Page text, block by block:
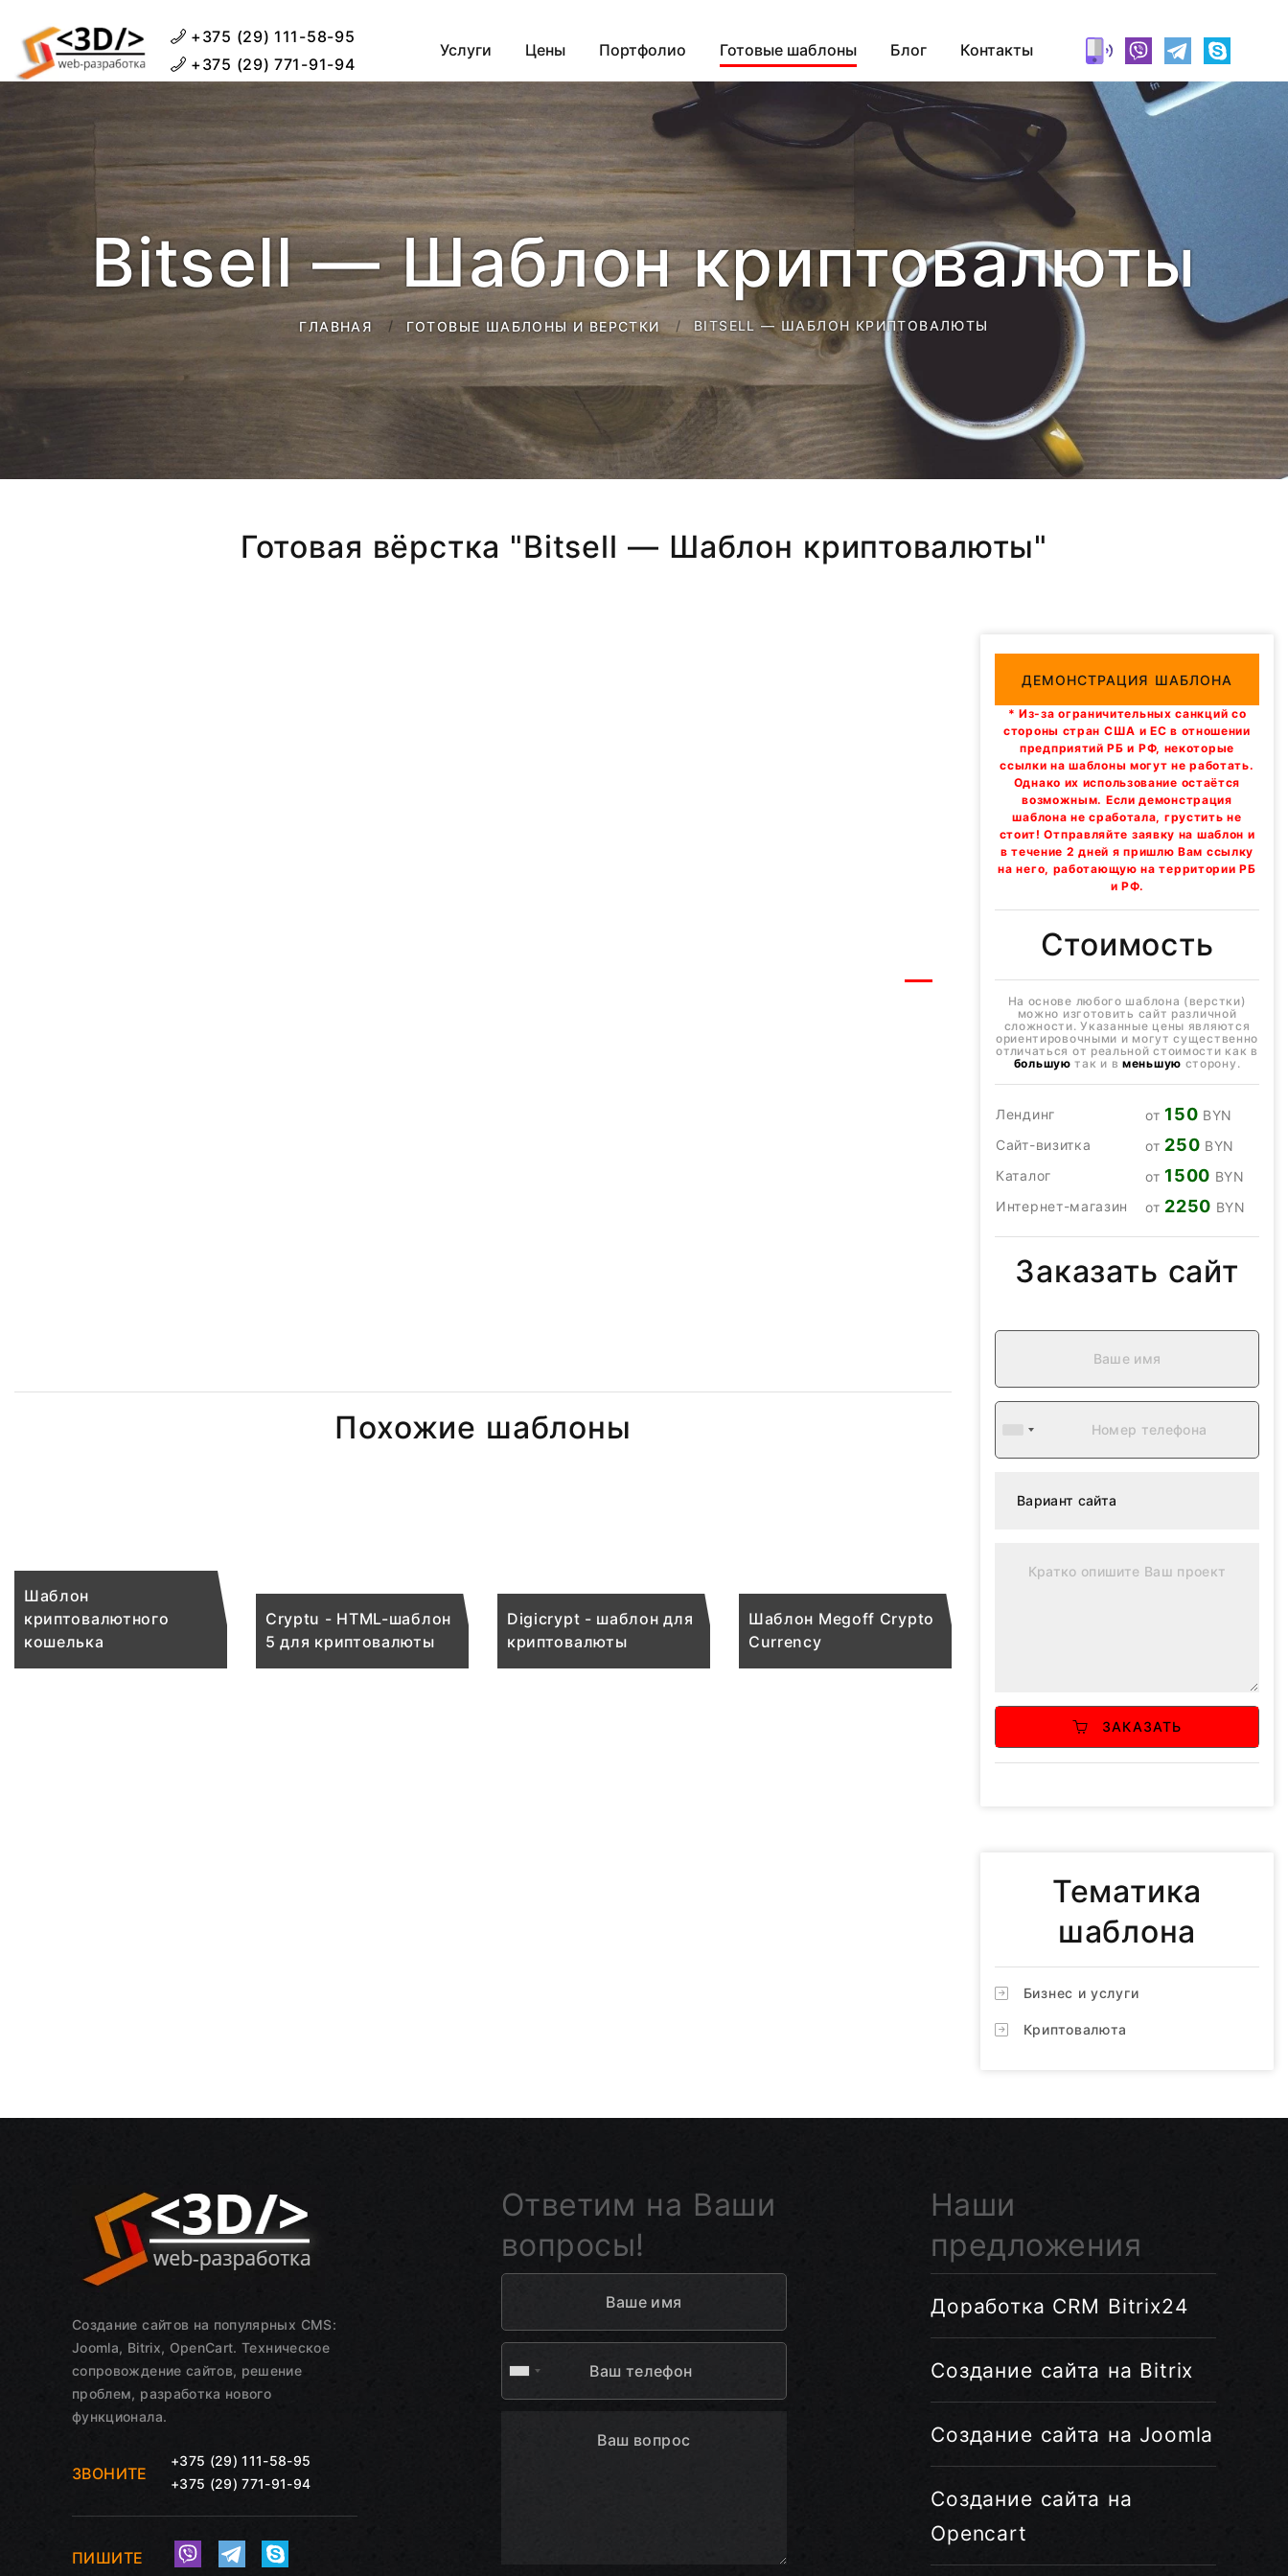
+375 (29) 111-58-95
+375 (29) 771-91-94
Услуги Цены Портфолио Готовые шаблоны Блог Контакты
Bitsell — Шаблон криптовалюты
ГЛАВНАЯ ГОТОВЫЕ ШАБЛОНЫ И ВЕРСТКИ BITSELL — ШАБЛОН КРИПТОВАЛЮТЫ
Готовая вёрстка "Bitsell — Шаблон криптовалюты"
Похожие шаблоны
Шаблон
криптовалютного
кошелька
Cryptu - HTML-шаблон
5 для криптовалюты
Digicrypt - шаблон для
криптовалюты
Шаблон Megoff Crypto
Currency
ДЕМОНСТРАЦИЯ ШАБЛОНА
* Из-за ограничительных санкций со
стороны стран США и ЕС в отношении
предприятий РБ и РФ, некоторые
ссылки на шаблоны могут не работать.
Однако их использование остаётся
возможным. Если демонстрация
шаблона не сработала, грустить не
стоит! Отправляйте заявку на шаблон и
в течение 2 дней я пришлю Вам ссылку
на него, работающую на территории РБ
и РФ.
Стоимость
На основе любого шаблона (верстки)
можно изготовить сайт различной
сложности. Указанные цены являются
ориентировочными и могут существенно
отличаться от реальной стоимости как в
большую так и в меньшую сторону.
Лендинг от 150 BYN
Сайт-визитка
от 250 BYN
Каталог
от 1500 BYN
Интернет-магазин
от 2250 BYN
Заказать сайт
ЗАКАЗАТЬ
Тематика
шаблона
Бизнес и услуги
Криптовалюта
Создание сайтов на популярных CMS:
Joomla, Bitrix, OpenCart. Техническое
сопровождение сайтов, решение
проблем, разработка нового
функционала.
ЗВОНИТЕ
+375 (29) 111-58-95
+375 (29) 771-91-94
ПИШИТЕ
Ответим на Ваши
вопросы!
Наши
предложения
Доработка CRM Bitrix24
Создание сайта на Bitrix
Создание сайта на Joomla
Создание сайта на
Opencart